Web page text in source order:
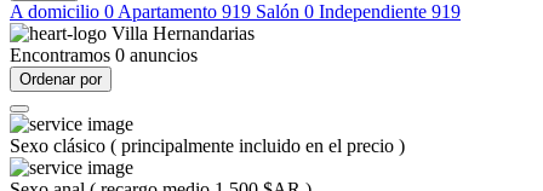
A domicilio 0 Apartamento 919 Salón 0 Independiente 919
Villa Hernandarias
Encontramos 0 anuncios
Ordenar por
Sexo clásico ( principalmente incluido en el precio )